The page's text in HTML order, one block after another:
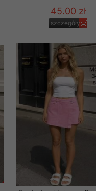
45.00 zł
szczegóły